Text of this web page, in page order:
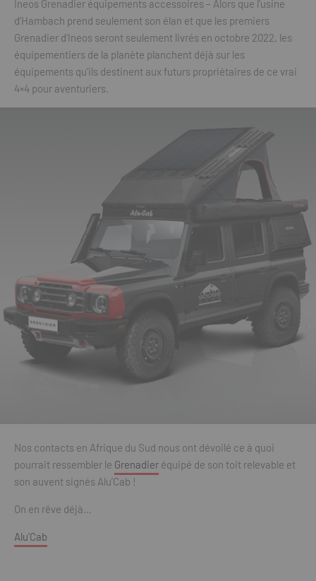
Ineos Grenadier équipements accessoires – Alors que l’usine
d’Hambach prend seulement son élan et que les premiers
Grenadier d’Ineos seront seulement livrés en octobre 2022, les
équipementiers de la planète planchent déjà sur les
équipements qu’ils destinent aux futurs propriétaires de ce vrai
4×4 pour aventuriers.
Nos contacts en Afrique du Sud nous ont dévoilé ce à quoi
pourrait ressembler le Grenadier équipé de son toit relevable et
son auvent signés Alu’Cab !
On en rêve déjà…
Alu’Cab